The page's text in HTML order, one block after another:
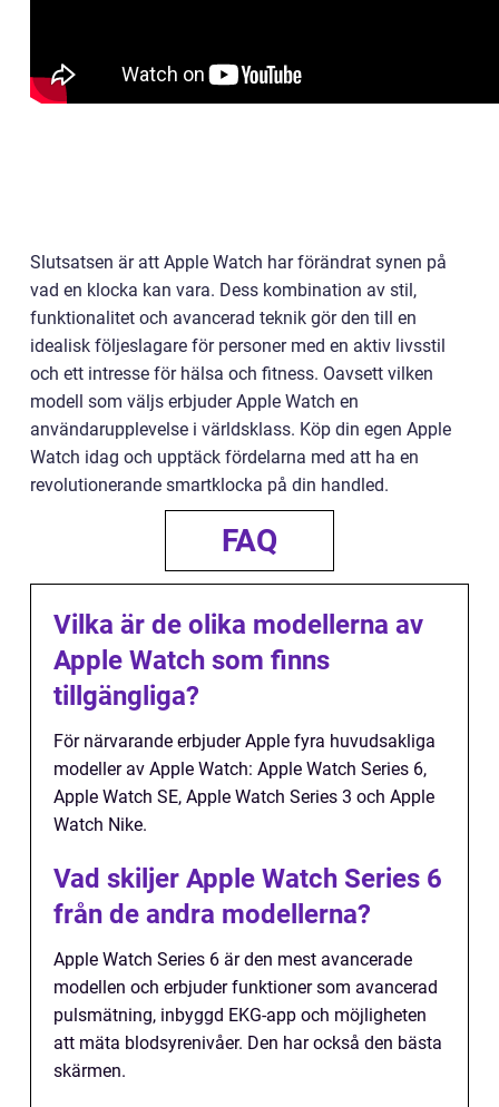
Slutsatsen är att Apple Watch har förändrat synen på
vad en klocka kan vara. Dess kombination av stil,
funktionalitet och avancerad teknik gör den till en
idealisk följeslagare för personer med en aktiv livsstil
och ett intresse för hälsa och fitness. Oavsett vilken
modell som väljs erbjuder Apple Watch en
användarupplevelse i världsklass. Köp din egen Apple
Watch idag och upptäck fördelarna med att ha en
revolutionerande smartklocka på din handled.
FAQ
Vilka är de olika modellerna av
Apple Watch som finns
tillgängliga?
För närvarande erbjuder Apple fyra huvudsakliga
modeller av Apple Watch: Apple Watch Series 6,
Apple Watch SE, Apple Watch Series 3 och Apple
Watch Nike.
Vad skiljer Apple Watch Series 6
från de andra modellerna?
Apple Watch Series 6 är den mest avancerade
modellen och erbjuder funktioner som avancerad
pulsmätning, inbyggd EKG-app och möjligheten
att mäta blodsyrenivåer. Den har också den bästa
skärmen.